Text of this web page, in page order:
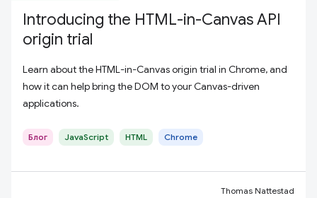
Introducing the HTML-in-Canvas API
origin trial
Learn about the HTML-in-Canvas origin trial in Chrome, and
how it can help bring the DOM to your Canvas-driven
applications.
Блог JavaScript HTML Chrome
Thomas Nattestad